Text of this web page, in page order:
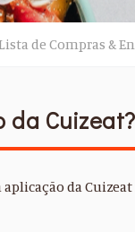
de Compras &
da Cuizeat?
da